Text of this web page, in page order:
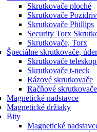
Skrutkovače ploché
Skrutkovače
Skrutkovače Phillips
Security Torx
Skrutkovače, Torx
Špeciálne skrutkovače,
Skrutkovače
Skrutkovače t-neck
Rázové skrutkovače
Račňové skrutkovače
Magnetické nadstavce
Magnetické držiaky
Bity
Magnetické